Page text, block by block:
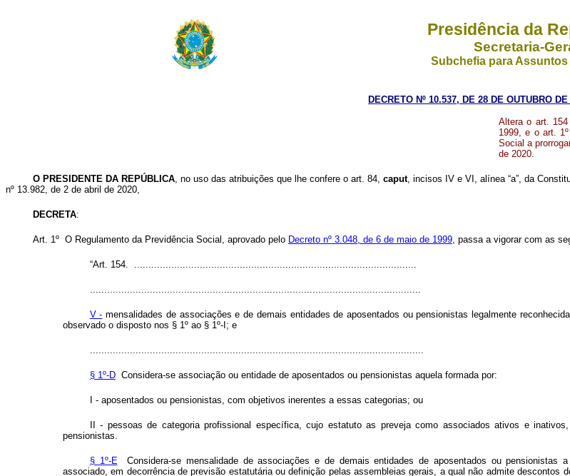
Presidência da
Secretaria-
Subchefia para
DECRETO Nº 10.537, DE 28 DE OUTUBRO DE
Altera o art.
1999, e o art.
Social a
de 2020.
O PRESIDENTE DA REPÚBLICA, no uso das atribuições que lhe confere o art. 84,caput, incisos IV e VI, alínea “a”, da
nº 13.982, de 2 de abril de 2020,
DECRETA:
Art. 1º O Regulamento da Previdência Social, aprovado pelo Decreto nº 3.048, de 6 de maio de 1999, passa a vigorar com as
“Art. 154. ...................................................................................................
....................................................................................................................
V - mensalidades de associações e de demais entidades de aposentados ou pensionistas legalmente
observado o disposto nos § 1º ao § 1º-I; e
.....................................................................................................................
§ 1º-DConsidera-se associação ou entidade de aposentados ou pensionistas aquela formada por:
I - aposentados ou pensionistas, com objetivos inerentes a essas categorias; ou
II - pessoas de categoria profissional específica, cujo estatuto as preveja como associados ativos e
pensionistas.
§ 1º-EConsidera-se mensalidade de associações e de demais entidades de aposentados ou pensionistas
associado, em decorrência de previsão estatutária ou definição pelas assembleias gerais, a qual não admite